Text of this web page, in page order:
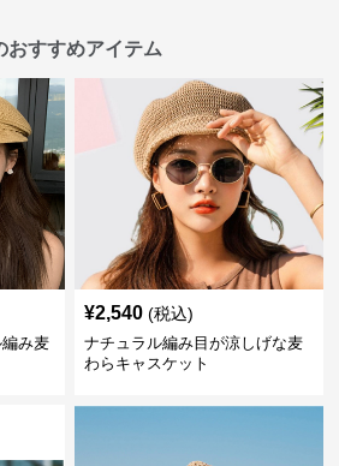
おすすめアイテム
み麦
¥2,540 (税込)
ナチュラル編み目が涼しげな麦
わらキャスケット